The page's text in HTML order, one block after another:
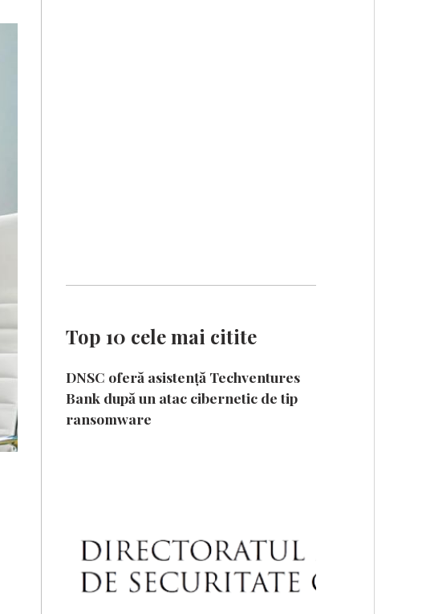
Top 10 cele mai citite
DNSC oferă asistență Techventures
Bank după un atac cibernetic de tip
ransomware